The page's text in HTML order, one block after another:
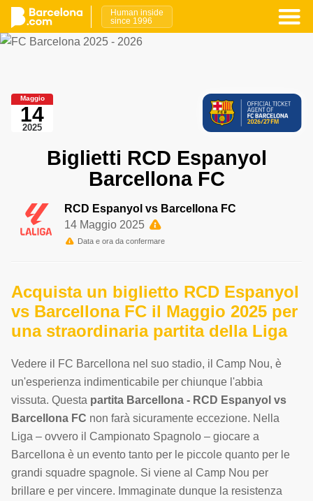
Human inside
since 1996
Maggio
14
2025
Biglietti RCD Espanyol
Barcellona FC
RCD Espanyol vs Barcellona FC
14 Maggio 2025
Data e ora da confermare
Acquista un biglietto RCD Espanyol
vs Barcellona FC il Maggio 2025 per
una straordinaria partita della Liga
Vedere il FC Barcellona nel suo stadio, il Camp Nou, è
un'esperienza indimenticabile per chiunque l'abbia
vissuta. Questa partita Barcellona - RCD Espanyol vs
Barcellona FC non farà sicuramente eccezione. Nella
Liga – ovvero il Campionato Spagnolo – giocare a
Barcellona è un evento tanto per le piccole quanto per le
grandi squadre spagnole. Si viene al Camp Nou per
brillare e per vincere. Immaginate dunque la resistenza